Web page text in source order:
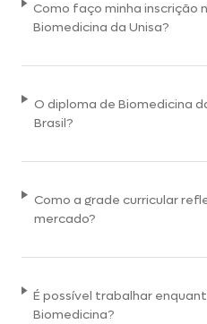
Como faço minha inscrição
Biomedicina da Unisa?
O diploma de Biomedicina
Brasil?
Como a grade curricular
mercado?
É possível trabalhar
Biomedicina?